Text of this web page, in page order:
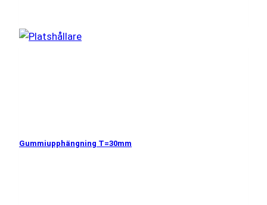
Gummiupphängning T=30mm